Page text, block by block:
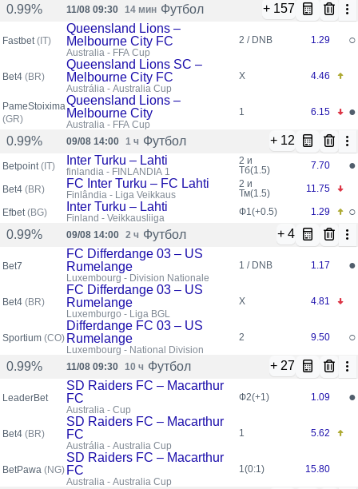
0.99%
11/08 09:30 14 мин Футбол + 157
Fastbet(IT)
Queensland Lions –
Melbourne City FC
Australia - FFA Cup
2 / DNB 1.29 ○
Bet4 (BR)
Queensland Lions SC –
Melbourne City FC
Austrália - Australia Cup
X 4.46
PameStoixima
(GR)
Queensland Lions –
Melbourne City
Australia - FFA Cup
1 6.15 ●
0.99% 09/08 14:00 1 ч Футбол + 12
Betpoint(IT) Inter Turku – Lahti
finlandia - FINLANDIA 1
2 и
Тб(1.5)
7.70 ●
Bet4 (BR) FC Inter Turku – FC Lahti
Finlândia - Liga Veikkaus
2 и
Тм(1.5)
11.75
Efbet(BG) Inter Turku – Lahti
Finland - Veikkausliiga
Ф1(+0.5) 1.29
○
0.99%
09/08 14:00 2 ч Футбол + 4
Bet7
FC Differdange 03 – US
Rumelange
Luxembourg - Division Nationale
1 / DNB 1.17 ●
Bet4 (BR)
FC Differdange 03 – US
Rumelange
Luxemburgo - Liga BGL
X 4.81
Sportium (CO)
Differdange FC 03 – US
Rumelange
Luxembourg - National Division
2 9.50 ○
0.99% 11/08 09:30 10 ч Футбол + 27
LeaderBet
SD Raiders FC – Macarthur
FC
Australia - Cup
Ф2(+1) 1.09 ●
Bet4 (BR)
SD Raiders FC – Macarthur
FC
Austrália - Australia Cup
1 5.62
BetPawa (NG)
SD Raiders FC – Macarthur
FC
Australia - Australia Cup
1(0:1) 15.80